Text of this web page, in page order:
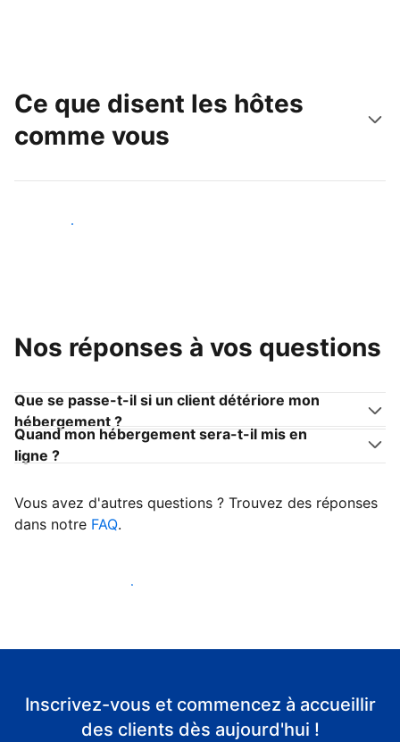
Ce que disent les hôtes
comme vous
Devenir hôte
Nos réponses à vos questions
Que se passe-t-il si un client détériore mon
hébergement ?
Quand mon hébergement sera-t-il mis en
ligne ?
Vous avez d'autres questions ? Trouvez des réponses
dans notre FAQ.
Accueillir mes premiers clients
Inscrivez-vous et commencez à accueillir
des clients dès aujourd'hui !